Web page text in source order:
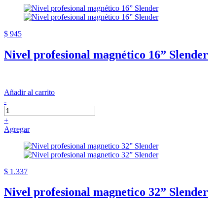
$ 945
Nivel profesional magnético 16” Slender
Añadir al carrito
-
+
Agregar
$ 1.337
Nivel profesional magnetico 32” Slender